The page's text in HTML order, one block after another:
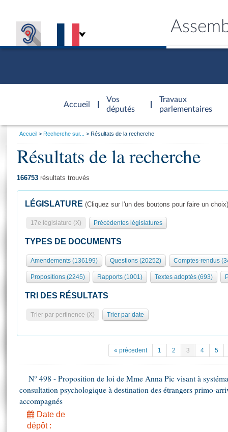
Accueil
d'accueil
Vos
députés
Travaux
parlementaires
Présidence
577 députés
Groupes politiques
Séance publique
Commissions et autres organes
Europe et International
Pétitions
Projets de loi
Propositions de loi
Amendements
Textes adoptés
Général
Rôle et pouvoirs de l'Assemblée
Organisation de l'Assemblée
Présidence Conférence des Présidents Bureau Collège des
Statistiques et chiffres clés
Documents de référence
( Constitution | Règlement de l'Assemblée ... )
Juniors
Anciennes législatures
Visiter l'Assemblée
Visite virtuelle du palais Bourbon
Assister à une séance
Contacts et plan d'accès
Photos libres de droit
Vous
Accueil Recherche sur... Résultats de la recherche
Résultats de la recherche
166753 résultats trouvés
LÉGISLATURE (Cliquez sur l'un des boutons pour faire un choix)
17e législature (X) Précédentes législatures
TYPES DE DOCUMENTS
Amendements (136199) Questions (20252) Comptes-rendus
Propositions (2245) Rapports (1001) Textes adoptés (693)
TRI DES RÉSULTATS
Trier par pertinence (X) Trier par date
« précedent 1 2 3 4 5
N° 498 - Proposition de loi de Mme Anna Pic visant à
consultation psychologique à destination des étrangers primo-
accompagnés
Date de
dépôt :